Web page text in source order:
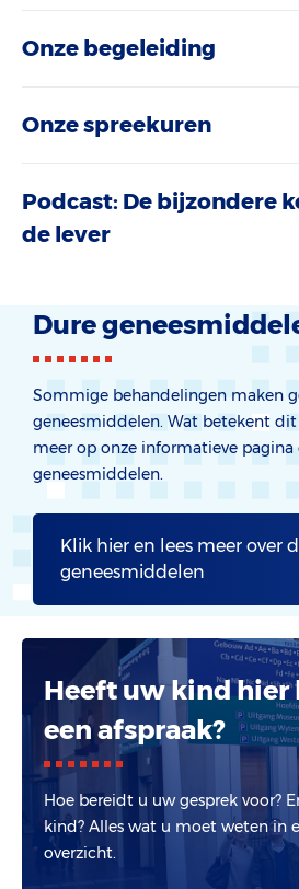
Onze begeleiding
Onze spreekuren
Podcast: De bijzondere
de lever
Dure
Sommige behandelingen maken
geneesmiddelen. Wat betekent dit
meer op onze informatieve pagina
geneesmiddelen.
Klik hier en lees meer over
geneesmiddelen
Heeft uw kind
een afspraak?
Hoe bereidt u uw gesprek voor?
kind? Alles wat u moet weten in
overzicht.